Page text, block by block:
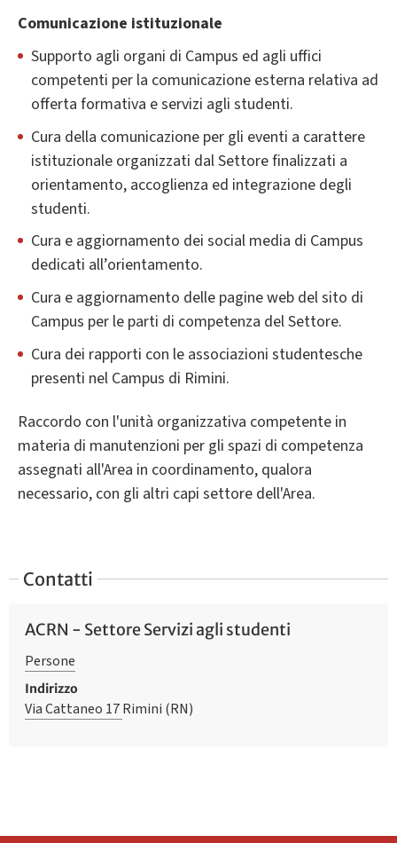
Comunicazione istituzionale
Supporto agli organi di Campus ed agli uffici
competenti per la comunicazione esterna relativa ad
offerta formativa e servizi agli studenti.
Cura della comunicazione per gli eventi a carattere
istituzionale organizzati dal Settore finalizzati a
orientamento, accoglienza ed integrazione degli
studenti.
Cura e aggiornamento dei social media di Campus
dedicati all’orientamento.
Cura e aggiornamento delle pagine web del sito di
Campus per le parti di competenza del Settore.
Cura dei rapporti con le associazioni studentesche
presenti nel Campus di Rimini.
Raccordo con l'unità organizzativa competente in
materia di manutenzioni per gli spazi di competenza
assegnati all'Area in coordinamento, qualora
necessario, con gli altri capi settore dell'Area.
Contatti
ACRN - Settore Servizi agli studenti
Persone
Indirizzo
Via Cattaneo 17Rimini (RN)